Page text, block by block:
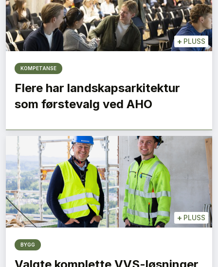
+ PLUSS
KOMPETANSE
Flere har landskapsarkitektur
som førstevalg ved AHO
+ PLUSS
BYGG